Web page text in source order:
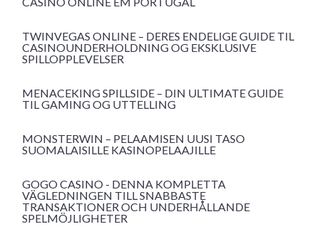
TWINVEGAS ONLINE – DERES ENDELIGE GUIDE TIL
CASINOUNDERHOLDNING OG EKSKLUSIVE
SPILLOPPLEVELSER
MENACEKING SPILLSIDE – DIN ULTIMATE GUIDE
TIL GAMING OG UTTELLING
MONSTERWIN – PELAAMISEN UUSI TASO
SUOMALAISILLE KASINOPELAAJILLE
GOGO CASINO - DENNA KOMPLETTA
VÄGLEDNINGEN TILL SNABBASTE
TRANSAKTIONER OCH UNDERHÅLLANDE
SPELMÖJLIGHETER